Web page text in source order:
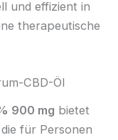
und effizient in
therapeutische
CBD-Öl
900 mg bietet
für Personen